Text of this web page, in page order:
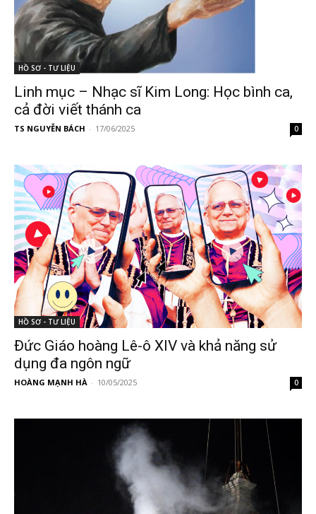
HỒ SƠ - TƯ LIỆU
Linh mục – Nhạc sĩ Kim Long: Học bình ca,
cả đời viết thánh ca
TS NGUYỄN BÁCH - 17/06/2025 0
HỒ SƠ - TƯ LIỆU
Đức Giáo hoàng Lê-ô XIV và khả năng sử
dụng đa ngôn ngữ
HOÀNG MẠNH HÀ - 10/05/2025 0